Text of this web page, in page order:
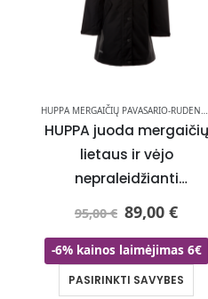
HUPPA juoda mergaičių
lietaus ir vėjo
nepraleidžianti
pavasario-rudens
striukė 40 gr su
apšiltinimu – NAUJAI
IŠPARDAVIME
95,00€ 89,00€
-6% kainos laimėjimas 6€
PASIRINKTI SAVYBES